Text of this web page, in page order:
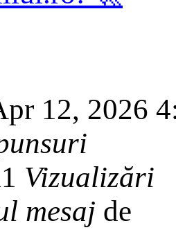
12, 2026
Vizualizări
mesaj de